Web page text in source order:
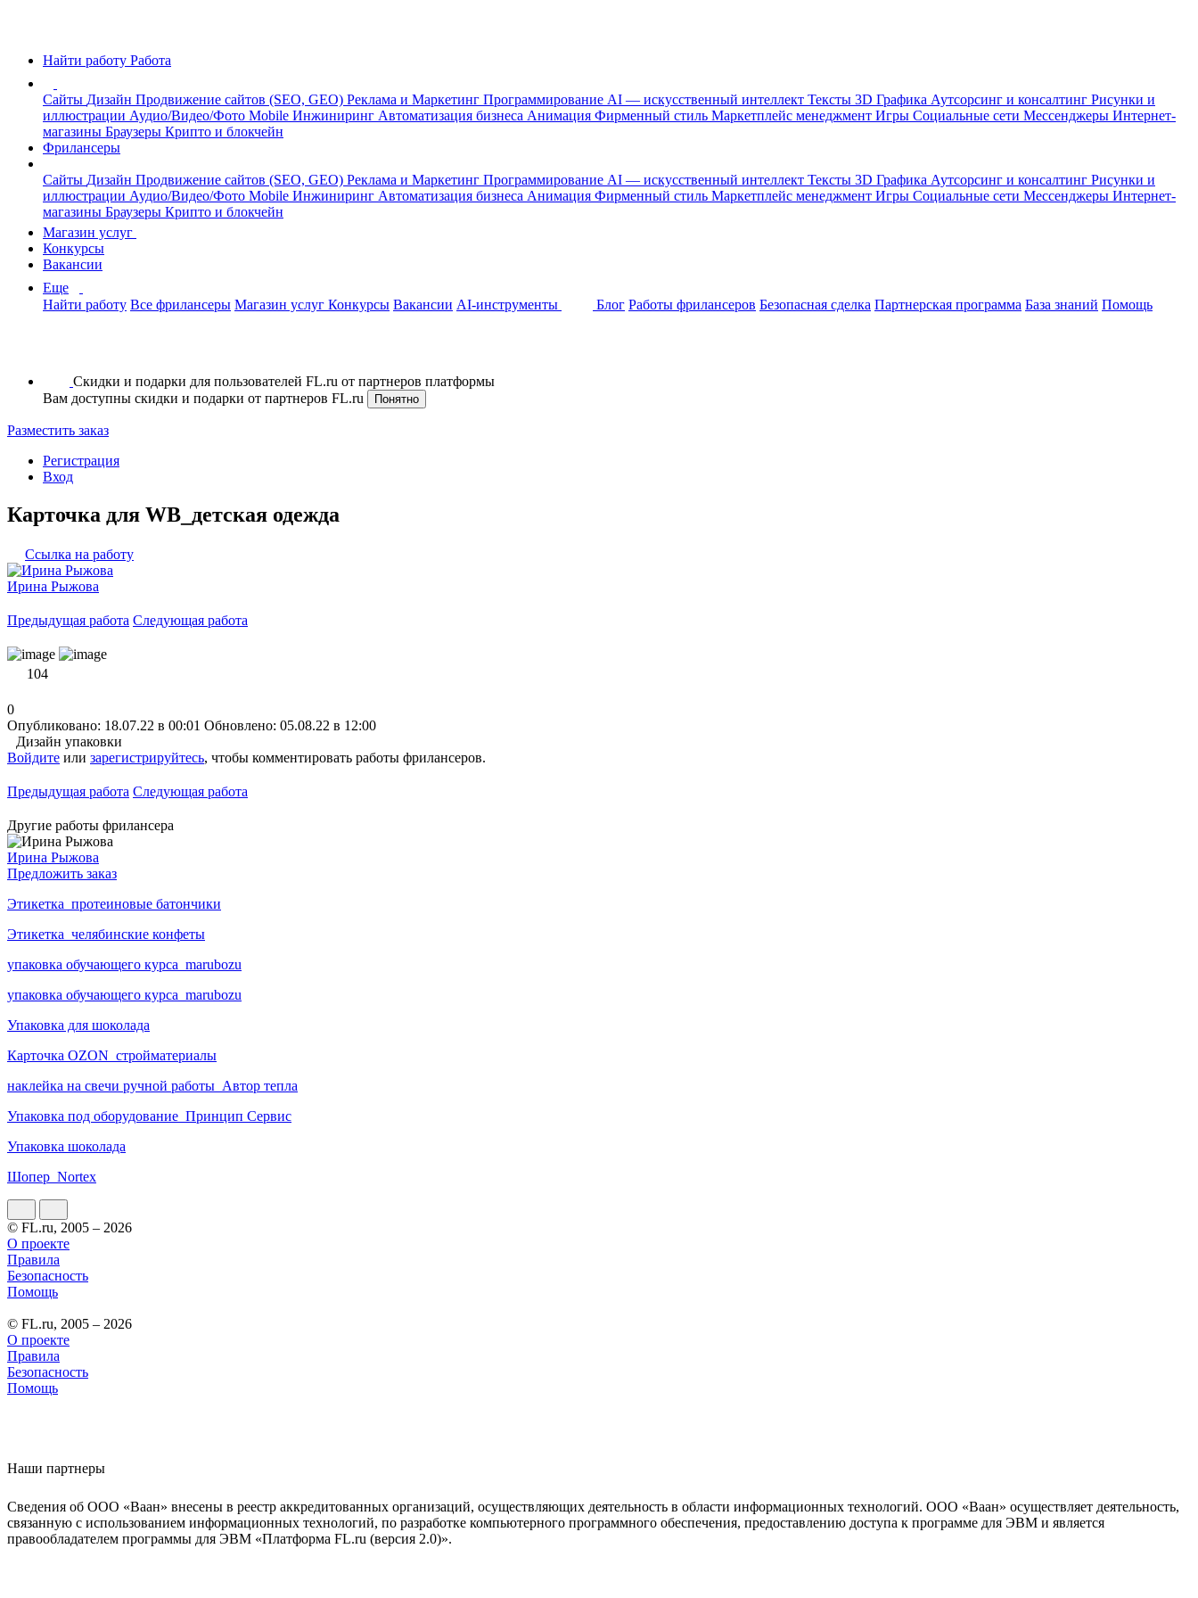
Найти работу Работа
Сайты Дизайн Продвижение сайтов (SEO, GEO) Реклама и Маркетинг Программирование AI — искусственный интеллект Тексты 3D Графика Аутсорсинг и консалтинг Рисунки и
иллюстрации Аудио/Видео/Фото Mobile Инжиниринг Автоматизация бизнеса Анимация Фирменный стиль Маркетплейс менеджмент Игры Социальные сети Мессенджеры Интернет-
магазины Браузеры Крипто и блокчейн
Фрилансеры
Сайты Дизайн Продвижение сайтов (SEO, GEO) Реклама и Маркетинг Программирование AI — искусственный интеллект Тексты 3D Графика Аутсорсинг и консалтинг Рисунки и
иллюстрации Аудио/Видео/Фото Mobile Инжиниринг Автоматизация бизнеса Анимация Фирменный стиль Маркетплейс менеджмент Игры Социальные сети Мессенджеры Интернет-
магазины Браузеры Крипто и блокчейн
Магазин услуг
Конкурсы
Вакансии
Еще
Найти работу Все фрилансеры Магазин услуг Конкурсы Вакансии AI-инструменты Блог Работы фрилансеров Безопасная сделка Партнерская программа База знаний Помощь
Скидки и подарки для пользователей FL.ru от партнеров платформы
Вам доступны скидки и подарки от партнеров FL.ru
Понятно
Разместить заказ
Регистрация
Вход
Карточка для WB_детская одежда
Ссылка на работу
Ирина Рыжова
Предыдущая работа Следующая работа
104
0
Опубликовано: 18.07.22 в 00:01 Обновлено: 05.08.22 в 12:00
Дизайн упаковки
Войдите или зарегистрируйтесь, чтобы комментировать работы фрилансеров.
Предыдущая работа Следующая работа
Другие работы фрилансера
Ирина Рыжова
Предложить заказ
Этикетка_протеиновые батончики
Этикетка_челябинские конфеты
упаковка обучающего курса_marubozu
упаковка обучающего курса_marubozu
Упаковка для шоколада
Карточка OZON_стройматериалы
наклейка на свечи ручной работы_Автор тепла
Упаковка под оборудование_Принцип Сервис
Упаковка шоколада
Шопер_Nortex
© FL.ru, 2005 – 2026
О проекте
Правила
Безопасность
Помощь
© FL.ru, 2005 – 2026
О проекте
Правила
Безопасность
Помощь
Наши партнеры
Сведения об ООО «Ваан» внесены в реестр аккредитованных организаций, осуществляющих деятельность в области информационных технологий. ООО «Ваан» осуществляет деятельность,
связанную с использованием информационных технологий, по разработке компьютерного программного обеспечения, предоставлению доступа к программе для ЭВМ и является
правообладателем программы для ЭВМ «Платформа FL.ru (версия 2.0)».